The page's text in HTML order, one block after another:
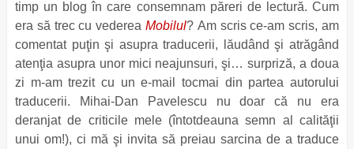
timp un blog în care consemnam păreri de lectură. Cum
era să trec cu vederea Mobilul? Am scris ce-am scris, am
comentat puţin şi asupra traducerii, lăudând şi atrăgând
atenţia asupra unor mici neajunsuri, şi… surpriză, a doua
zi m-am trezit cu un e-mail tocmai din partea autorului
traducerii. Mihai-Dan Pavelescu nu doar că nu era
deranjat de criticile mele (întotdeauna semn al calităţii
unui om!), ci mă şi invita să preiau sarcina de a traduce